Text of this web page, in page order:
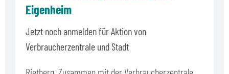
Eigenheim
Jetzt noch anmelden für Aktion von
Verbraucherzentrale und Stadt